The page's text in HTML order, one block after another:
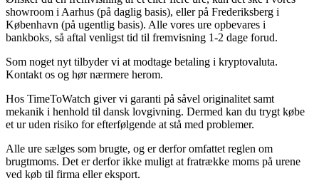
showroom i Aarhus (på daglig basis), eller på Frederiksberg i
København (på ugentlig basis). Alle vores ure opbevares i
bankboks, så aftal venligst tid til fremvisning 1-2 dage forud.
Som noget nyt tilbyder vi at modtage betaling i kryptovaluta.
Kontakt os og hør nærmere herom.
Hos TimeToWatch giver vi garanti på såvel originalitet samt
mekanik i henhold til dansk lovgivning. Dermed kan du trygt købe
et ur uden risiko for efterfølgende at stå med problemer.
Alle ure sælges som brugte, og er derfor omfattet reglen om
brugtmoms. Det er derfor ikke muligt at fratrække moms på urene
ved køb til firma eller eksport.